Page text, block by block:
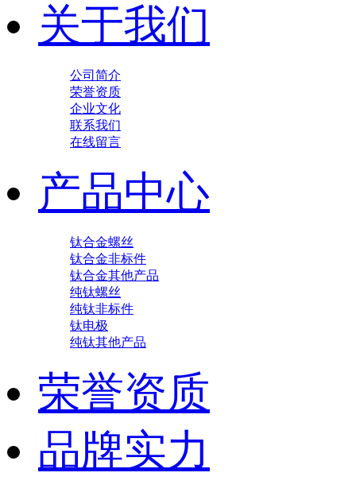
关于我们
公司简介
荣誉资质
企业文化
联系我们
在线留言
产品中心
钛合金螺丝
钛合金非标件
钛合金其他产品
纯钛螺丝
纯钛非标件
钛电极
纯钛其他产品
荣誉资质
品牌实力